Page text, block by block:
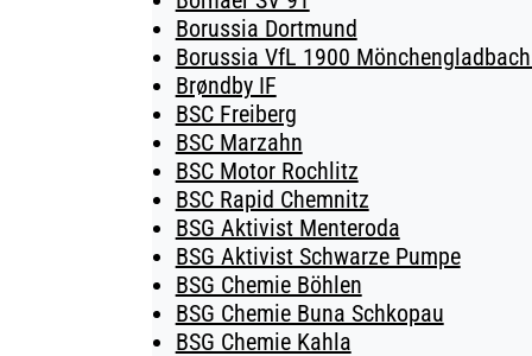
Borussia Dortmund
Borussia VfL 1900 Mönchengladbach
Brøndby IF
BSC Freiberg
BSC Marzahn
BSC Motor Rochlitz
BSC Rapid Chemnitz
BSG Aktivist Menteroda
BSG Aktivist Schwarze Pumpe
BSG Chemie Böhlen
BSG Chemie Buna Schkopau
BSG Chemie Kahla